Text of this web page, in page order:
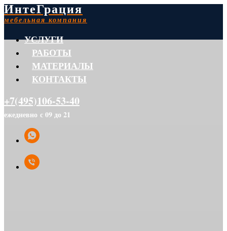
ИнтеГрация
мебельная компания
УСЛУГИ
РАБОТЫ
МАТЕРИАЛЫ
КОНТАКТЫ
+7(495)106-53-40
ежедневно с 09 до 21